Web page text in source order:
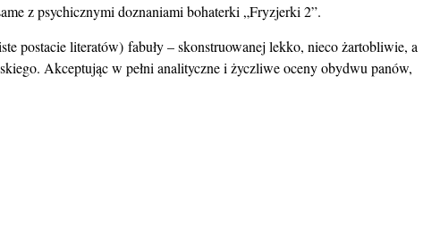
z psychicznymi doznaniami bohaterki „Fryzjerki 2”.
postacie literatów) fabuły – skonstruowanej lekko, nieco żartobliwie, a
Akceptując w pełni analityczne i życzliwe oceny obydwu panów,